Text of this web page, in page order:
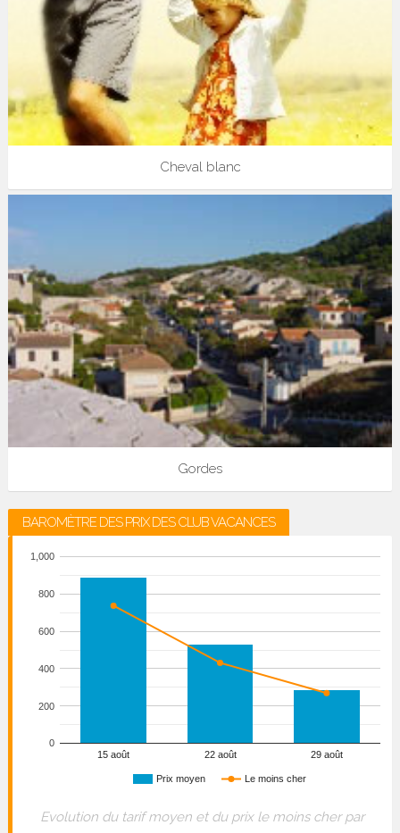
Cheval blanc
Gordes
BAROMÈTRE DES PRIX DES CLUB VACANCES
Prix moyen Le moins cher
15 août 22 août 29 août
0
200
400
600
800
1,000
Evolution du tarif moyen et du prix le moins cher par